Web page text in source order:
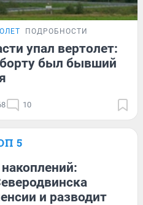
ПОДРОБНОСТИ
упал вертолет:
был бывший
10
5
и разводит